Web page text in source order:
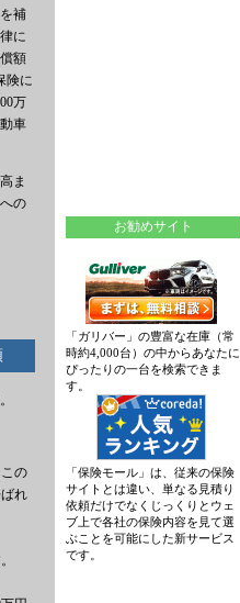
補
に
額
険に
万
車
ま
の
の
れ
お勧めサイト
「ガリバー」の豊富な在庫（常
時約4,000台）の中からあなたに
ぴったりの一台を検索できま
す。
「保険モール」は、従来の保険
サイトとは違い、単なる見積り
依頼だけでなくじっくりとウェ
ブ上で各社の保険内容を見て選
ぶことを可能にした新サービス
です。